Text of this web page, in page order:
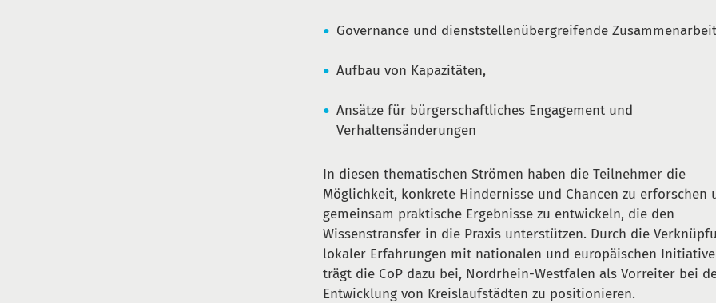
Governance und dienststellenübergreifende Zusammenarbeit
Aufbau von Kapazitäten,
Ansätze für bürgerschaftliches Engagement und
Verhaltensänderungen
In diesen thematischen Strömen haben die Teilnehmer die
Möglichkeit, konkrete Hindernisse und Chancen zu erforschen
gemeinsam praktische Ergebnisse zu entwickeln, die den
Wissenstransfer in die Praxis unterstützen. Durch die
lokaler Erfahrungen mit nationalen und europäischen
trägt die CoP dazu bei, Nordrhein-Westfalen als Vorreiter bei
Entwicklung von Kreislaufstädten zu positionieren.